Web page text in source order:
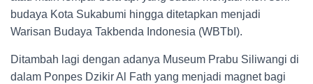
budaya Kota Sukabumi hingga ditetapkan menjadi
Warisan Budaya Takbenda Indonesia (WBTbI).
Ditambah lagi dengan adanya Museum Prabu Siliwangi di
dalam Ponpes Dzikir Al Fath yang menjadi magnet bagi